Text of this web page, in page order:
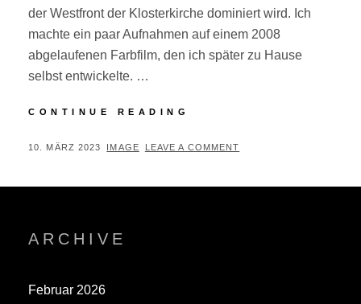
der Westfront der Klosterkirche dominiert wird. Ich
machte ein paar Aufnahmen auf einem 2008
abgelaufenen Farbfilm, den ich später zu Hause
selbst entwickelte. …
CONTINUE READING
LANDESFOTOSCHAU
POSTED
10. MÄRZ 2023 BY
IMAGE LEAVE A COMMENT
ARCHIVE
Februar 2026